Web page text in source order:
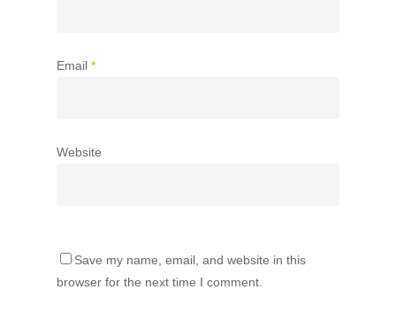
Email *
Website
Save my name, email, and website in this
browser for the next time I comment.